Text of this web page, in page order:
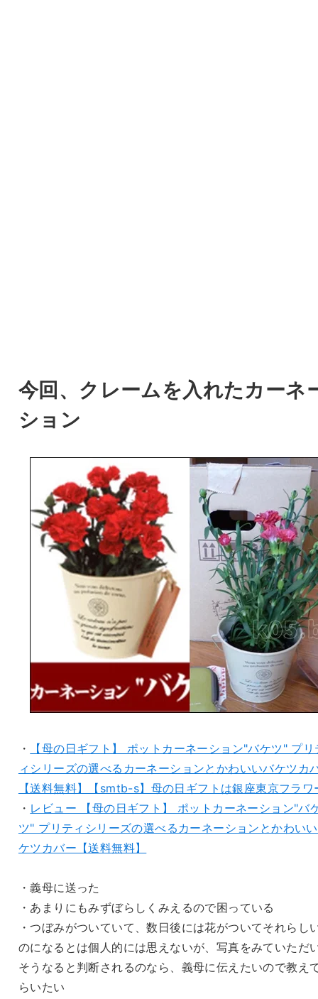
今回、クレームを入れたカーネ
ション
・
【母の日ギフト】 ポットカーネーション"バケツ" プリ
ィシリーズの選べるカーネーションとかわいいバケツカ
【送料無料】【smtb-s】母の日ギフトは銀座東京フラワ
・ レビュー 【母の日ギフト】 ポットカーネーション"バ
ツ" プリティシリーズの選べるカーネーションとかわい
ケツカバー【送料無料】
・義母に送った
・あまりにもみずぼらしくみえるので困っている
・つぼみがついていて、数日後には花がついてそれらし
のになるとは個人的には思えないが、写真をみていただ
そうなると判断されるのなら、義母に伝えたいので教え
らいたい